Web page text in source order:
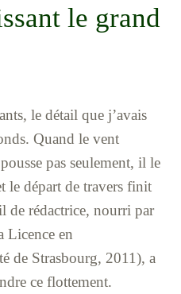
le grand
le détail que j’avais
Quand le vent
pas seulement, il le
le départ de travers finit
de rédactrice, nourri par
Licence en
de Strasbourg, 2011), a
ce flottement.